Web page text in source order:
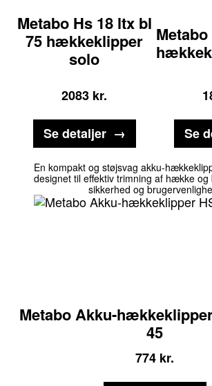
Metabo Hs 18 ltx bl
75 hækkeklipper
solo
2083 kr.
Se detaljer Se
Metabo Akku-
45
En kompakt og støjsvag akku-
designet til effektiv trimning af hække og
sikkerhed og
774 kr.